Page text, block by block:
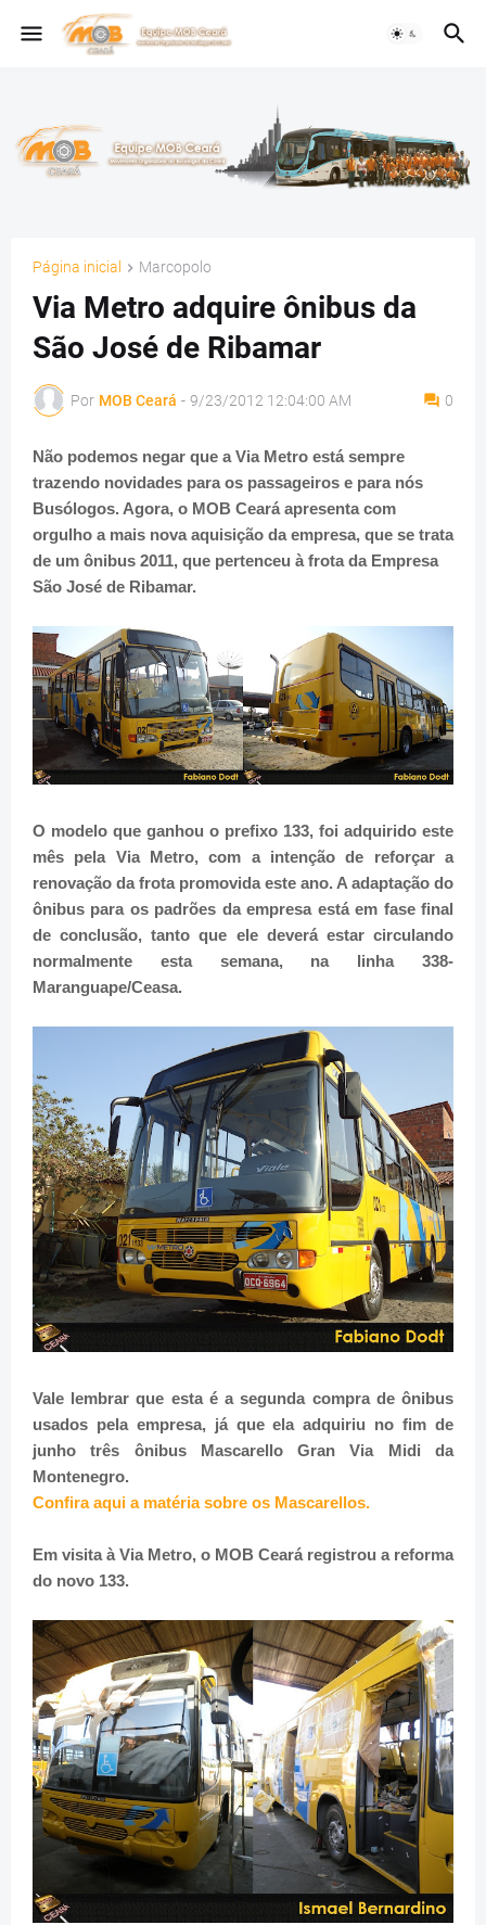
Página inicial Marcopolo
Via Metro adquire ônibus da
São José de Ribamar
Por MOB Ceará - 9/23/2012 12:04:00 AM 0
Não podemos negar que a Via Metro está sempre
trazendo novidades para os passageiros e para nós
Busólogos. Agora, o MOB Ceará apresenta com
orgulho a mais nova aquisição da empresa, que se trata
de um ônibus 2011, que pertenceu à frota da Empresa
São José de Ribamar.
O modelo que ganhou o prefixo 133, foi adquirido este
mês pela Via Metro, com a intenção de reforçar a
renovação da frota promovida este ano. A adaptação do
ônibus para os padrões da empresa está em fase final
de conclusão, tanto que ele deverá estar circulando
normalmente esta semana, na linha 338-
Maranguape/Ceasa.
Vale lembrar que esta é a segunda compra de ônibus
usados pela empresa, já que ela adquiriu no fim de
junho três ônibus Mascarello Gran Via Midi da
Montenegro.
Confira aqui a matéria sobre os Mascarellos.
Em visita à Via Metro, o MOB Ceará registrou a reforma
do novo 133.